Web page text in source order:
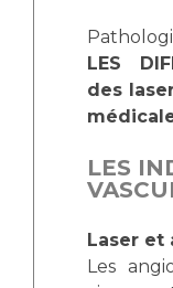
LES
des
LES
Laser et
Les